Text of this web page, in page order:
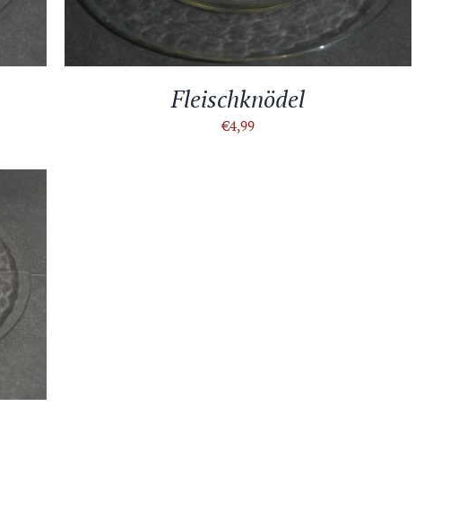
Fleischknödel
€4,99